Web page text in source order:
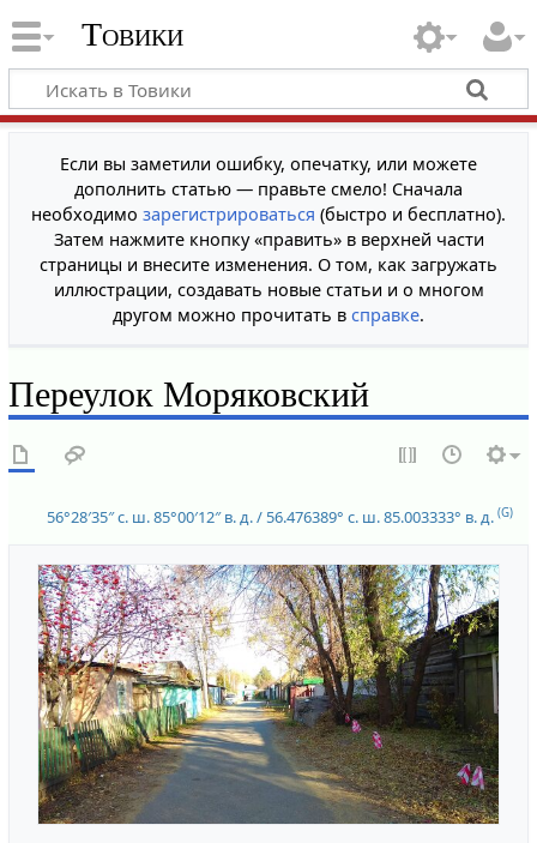
Товики
Если вы заметили ошибку, опечатку, или можете
дополнить статью — правьте смело! Сначала
необходимо зарегистрироваться (быстро и бесплатно).
Затем нажмите кнопку «править» в верхней части
страницы и внесите изменения. О том, как загружать
иллюстрации, создавать новые статьи и о многом
другом можно прочитать в справке.
Переулок Моряковский
56°28′35″ с. ш.85°00′12″ в. д./ 56.476389° с. ш.85.003333° в. д. (G)